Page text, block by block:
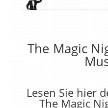
The Magic
Lesen Sie hier
The Magic